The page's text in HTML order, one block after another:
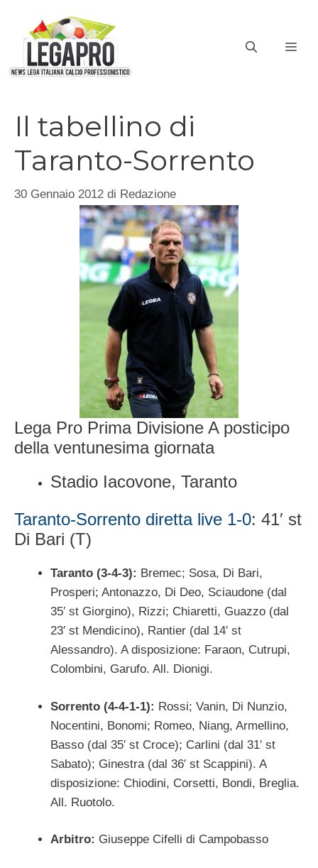
contenuto
Il tabellino di
Taranto-Sorrento
30 Gennaio 2012 di Redazione
Lega Pro Prima Divisione A posticipo
della ventunesima giornata
Stadio Iacovone, Taranto
Taranto-Sorrento diretta live 1-0: 41′ st
Di Bari (T)
Taranto (3-4-3): Bremec; Sosa, Di Bari,
Prosperi; Antonazzo, Di Deo, Sciaudone (dal
35′ st Giorgino), Rizzi; Chiaretti, Guazzo (dal
23′ st Mendicino), Rantier (dal 14′ st
Alessandro). A disposizione: Faraon, Cutrupi,
Colombini, Garufo. All. Dionigi.
Sorrento (4-4-1-1): Rossi; Vanin, Di Nunzio,
Nocentini, Bonomi; Romeo, Niang, Armellino,
Basso (dal 35′ st Croce); Carlini (dal 31′ st
Sabato); Ginestra (dal 36′ st Scappini). A
disposizione: Chiodini, Corsetti, Bondi, Breglia.
All. Ruotolo.
Arbitro: Giuseppe Cifelli di Campobasso